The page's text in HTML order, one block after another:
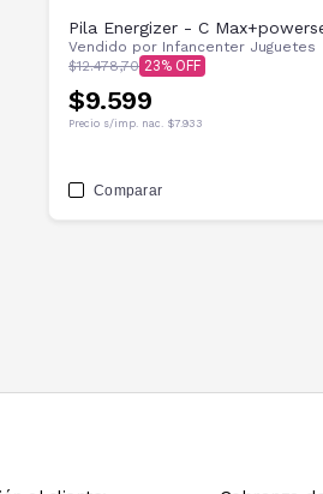
Pila Energizer - C
Vendido por Infancenter Juguetes
$12.478,70 23
$9.599
Precio s/imp. nac. $7.933
Comparar